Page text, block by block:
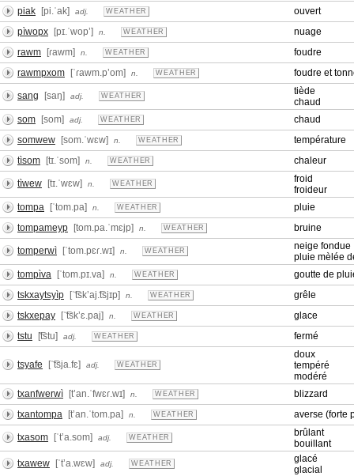
piak
[pi.ˈak] adj. WEATHER
ouvert
pìwopx
[pɪ.ˈwopʼ] n. WEATHER
nuage
rawm
[ɾawm] n. WEATHER
foudre
rawmpxom
[ˈɾawm.pʼom] n. WEATHER foudre et
sang [saŋ] adj. WEATHER
tiède
chaud
som
[som] adj. WEATHER
chaud
somwew
[som.ˈwɛw] n. WEATHER
température
tìsom
[tɪ.ˈsom] n. WEATHER chaleur
tìwew [tɪ.ˈwɛw] n. WEATHER
froid
froideur
tompa
[ˈtom.pa] n. WEATHER
pluie
tompameyp
[tom.pa.ˈmɛjp] n. WEATHER bruine
tomperwì [ˈtom.pɛɾ.wɪ] n. WEATHER
neige fondue
pluie mèlée
tompìva
[ˈtom.pɪ.va] n. WEATHER
goutte de
tskxaytsyìp
[ˈ͡tskʼaj.͡tsjɪp] n. WEATHER
grêle
tskxepay
[ˈ͡tskʼɛ.paj] n. WEATHER
glace
tstu
[͡tstu] adj. WEATHER fermé
tsyafe [ˈ͡tsja.fɛ] adj. WEATHER
doux
tempéré
modéré
txanfwerwì
[tʼan.ˈfwɛɾ.wɪ] n. WEATHER
blizzard
txantompa
[tʼan.ˈtom.pa] n. WEATHER averse (forte
txasom [ˈtʼa.som] adj. WEATHER
brûlant
bouillant
txawew
[ˈtʼa.wɛw] adj. WEATHER
glacé
glacial